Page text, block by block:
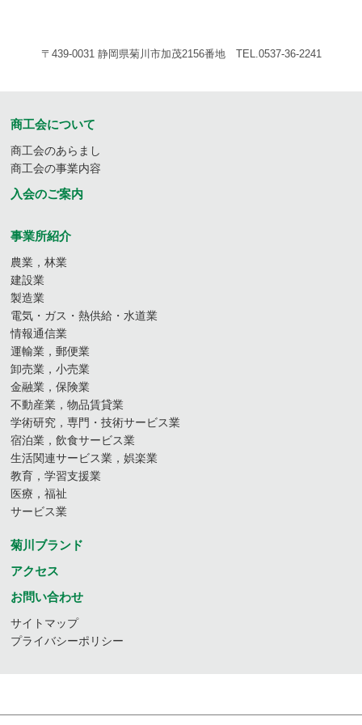
〒439-0031 静岡県菊川市加茂2156番地 TEL.0537-36-2241
商工会について
商工会のあらまし
商工会の事業内容
入会のご案内
事業所紹介
農業，林業
建設業
製造業
電気・ガス・熱供給・水道業
情報通信業
運輸業，郵便業
卸売業，小売業
金融業，保険業
不動産業，物品賃貸業
学術研究，専門・技術サービス業
宿泊業，飲食サービス業
生活関連サービス業，娯楽業
教育，学習支援業
医療，福祉
サービス業
菊川ブランド
アクセス
お問い合わせ
サイトマップ
プライバシーポリシー